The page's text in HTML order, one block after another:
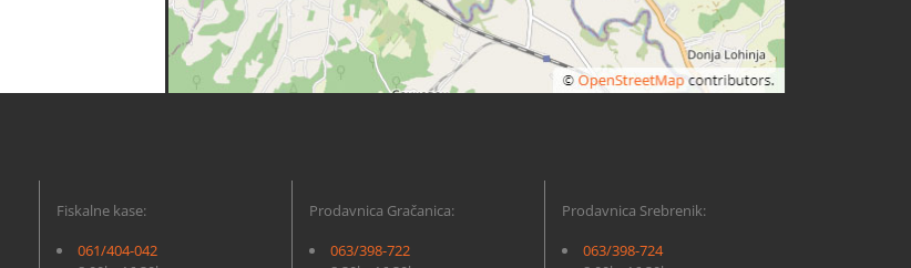
Fiskalne kase:
061/404-042
Prodavnica Gračanica:
063/398-722
Prodavnica Srebrenik:
063/398-724